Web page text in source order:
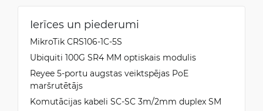
Ierīces un piederumi
MikroTik CRS106-1C-5S
Ubiquiti 100G SR4 MM optiskais modulis
Reyee 5-portu augstas veiktspējas PoE
maršrutētājs
Komutācijas kabeli SC-SC 3m/2mm duplex SM